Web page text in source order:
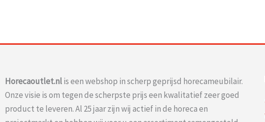
Horecaoutlet.nlis een webshop in scherp geprijsd horecameubilair.
Onze visie is om tegen de scherpste prijs een kwalitatief zeer goed
product te leveren. Al 25 jaar zijn wij actief in de horeca en